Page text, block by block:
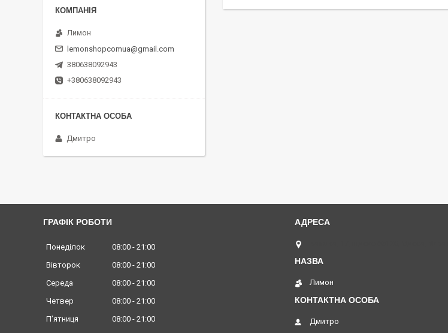
Лимон
lemonshopcomua@gmail.com
380638092943
+380638092943
Дмитро
ГРАФІК РОБОТИ
Понеділок 08:00
21:00
Вівторок
08:00
21:00
Середа
08:00
21:00
Четвер
08:00
21:00
Пʼятниця
08:00
21:00
Лимон
Дмитро